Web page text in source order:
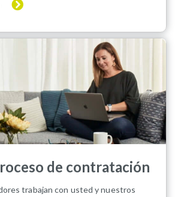
de contratación
trabajan con usted y nuestros